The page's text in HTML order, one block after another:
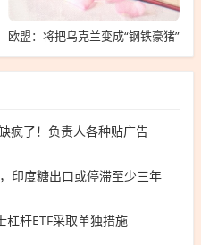
欧盟：将把乌克兰变成“钢铁豪猪”
疯了！负责人各种贴广告
印度糖出口或停滞至少三年
杠杆ETF采取单独措施